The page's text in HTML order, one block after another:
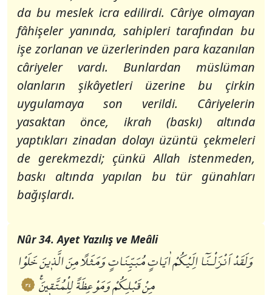
da bu meslek icra edilirdi. Câriye olmayan
fâhişeler yanında, sahipleri tarafından bu
işe zorlanan ve üzerlerinden para kazanılan
câriyeler vardı. Bunlardan müslüman
olanların şikâyetleri üzerine bu çirkin
uygulamaya son verildi. Câriyelerin
yasaktan önce, ikrah (baskı) altında
yaptıkları zinadan dolayı üzüntü çekmeleri
de gerekmezdi; çünkü Allah istenmeden,
baskı altında yapılan bu tür günahları
bağışlardı.
Nûr 34. Ayet Yazılış ve Meâli
وَلَقَدْ اَنْزَلْـنَٓا اِلَيْكُمْ اٰيَاتٍ مُبَيِّنَاتٍ وَمَثَلاً مِنَ الَّذٖينَ خَلَوْا
مِنْ قَبْلِكُمْ وَمَوْعِظَةً لِلْمُتَّقٖينَࣖ ٣٤